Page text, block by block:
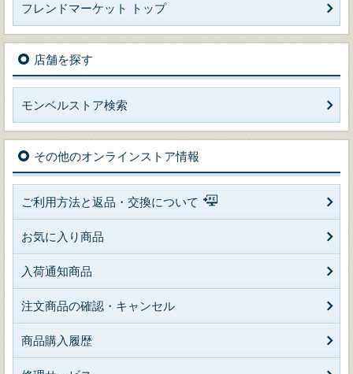
フレンドマーケット トップ
店舗を探す
モンベルストア検索
その他のオンラインストア情報
ご利用方法と返品・交換について
お気に入り商品
入荷通知商品
注文商品の確認・キャンセル
商品購入履歴